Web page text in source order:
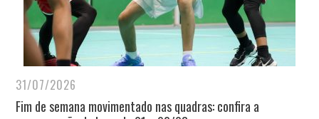
31/07/2026
Fim de semana movimentado nas quadras: confira a